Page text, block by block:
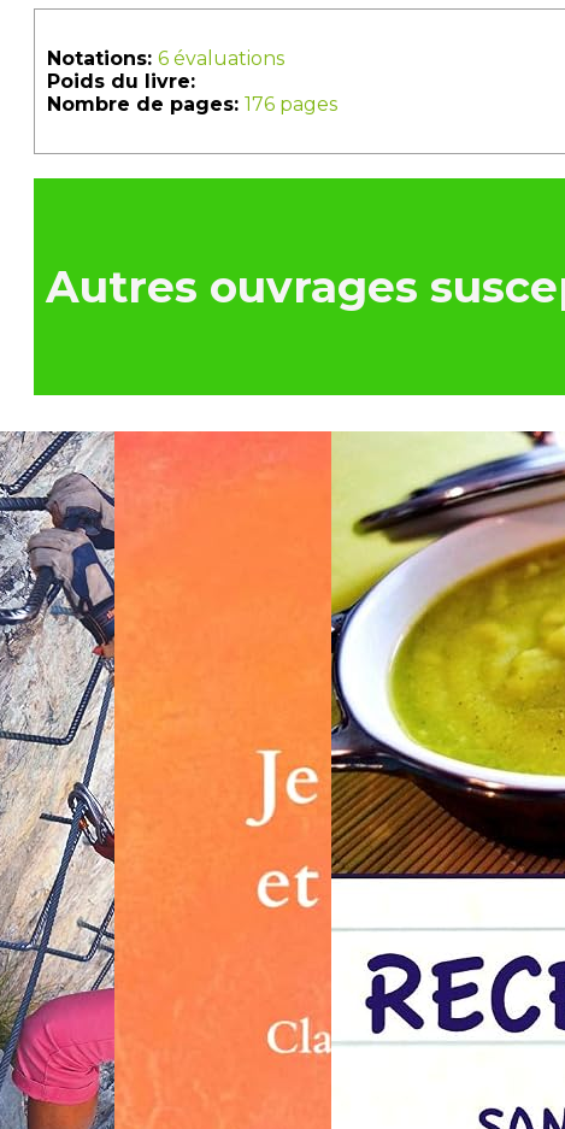
Notations: 6 évaluations
Poids du livre:
Nombre de pages: 176 pages
Autres ouvrages